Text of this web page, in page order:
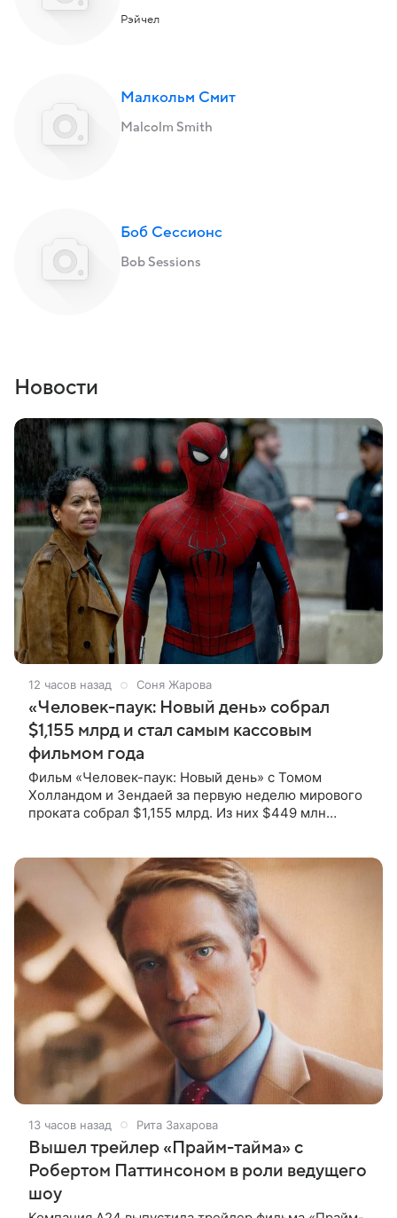
Рэйчел
Малкольм Смит
Malcolm Smith
Боб Сессионс
Bob Sessions
Новости
12 часов назад Соня Жарова
«Человек-паук: Новый день» собрал
$1,155 млрд и стал самым кассовым
фильмом года
Фильм «Человек-паук: Новый день» с Томом
Холландом и Зендаей за первую неделю мирового
проката собрал $1,155 млрд. Из них $449 млн
13 часов назад Рита Захарова
Вышел трейлер «Прайм-тайма» с
Робертом Паттинсоном в роли ведущего
шоу